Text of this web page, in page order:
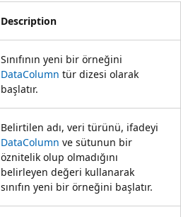
Description
Sınıfının yeni bir örneğini
DataColumn tür dizesi olarak
başlatır.
Belirtilen adı, veri türünü, ifadeyi
DataColumn ve sütunun bir
öznitelik olup olmadığını
belirleyen değeri kullanarak
sınıfın yeni bir örneğini başlatır.